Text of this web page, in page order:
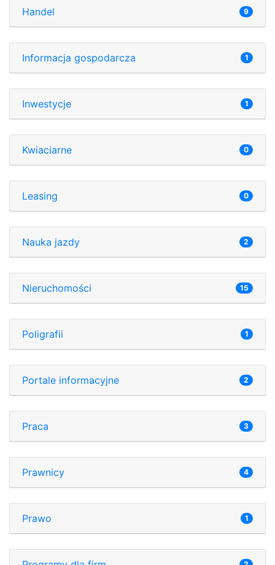
Handel 9
Informacja gospodarcza 1
Inwestycje 1
Kwiaciarne 0
Leasing 0
Nauka jazdy 2
Nieruchomości 15
Poligrafii 1
Portale informacyjne 2
Praca 3
Prawnicy 4
Prawo 1